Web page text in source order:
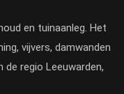
en tuinaanleg. Het
vijvers, damwanden
regio Leeuwarden,